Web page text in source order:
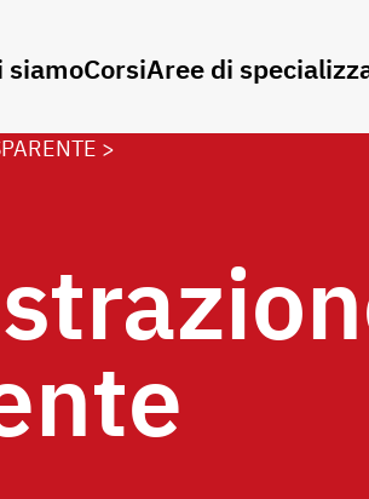
siamoCorsiAree di
>